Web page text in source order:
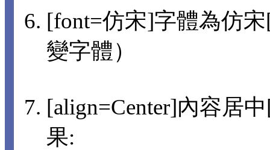
[font=仿宋]字體為仿
變字體）
[align=Center]內容居
果: